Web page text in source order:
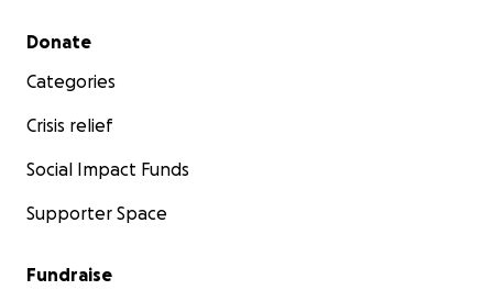
Secondary menu
Donate
Categories
Crisis relief
Social Impact Funds
Supporter Space
Fundraise